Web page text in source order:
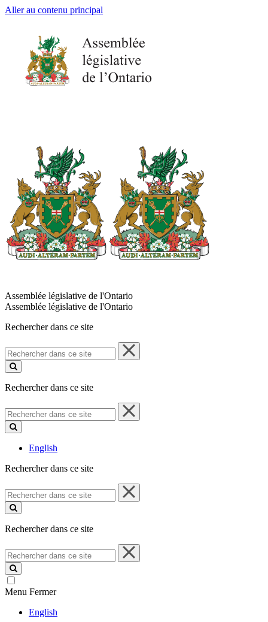
Aller au contenu principal
Assemblée législative de l'Ontario
Assemblée législative de l'Ontario
Rechercher dans ce site
Rechercher
dans
ce
Rechercher dans ce site
Rechercher
dans
ce
English
Rechercher dans ce site
Rechercher
dans
ce
Rechercher dans ce site
Rechercher
dans
ce
site
Menu Fermer
English